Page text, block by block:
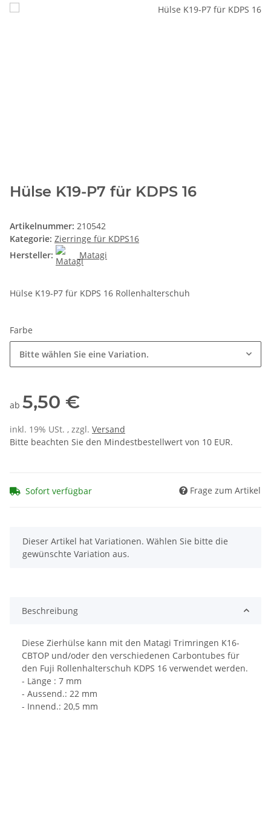
Hülse K19-P7 für KDPS 16
Artikelnummer: 210542
Kategorie: Zierringe für KDPS16
Hersteller:
Matagi
Hülse K19-P7 für KDPS 16 Rollenhalterschuh
Farbe
Bitte wählen Sie eine Variation.
ab 5,50 €
inkl. 19% USt. , zzgl. Versand
Bitte beachten Sie den Mindestbestellwert von 10 EUR.
Sofort verfügbar Frage zum Artikel
x
Dieser Artikel hat Variationen. Wählen Sie bitte die
gewünschte Variation aus.
Beschreibung
Diese Zierhülse kann mit den Matagi Trimringen K16-
CBTOP und/oder den verschiedenen Carbontubes für
den Fuji Rollenhalterschuh KDPS 16 verwendet werden.
- Länge : 7 mm
- Aussend.: 22 mm
- Innend.: 20,5 mm